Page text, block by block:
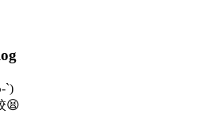
`)
😫